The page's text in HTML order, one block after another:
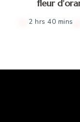
fleur
2 hrs 40 mins